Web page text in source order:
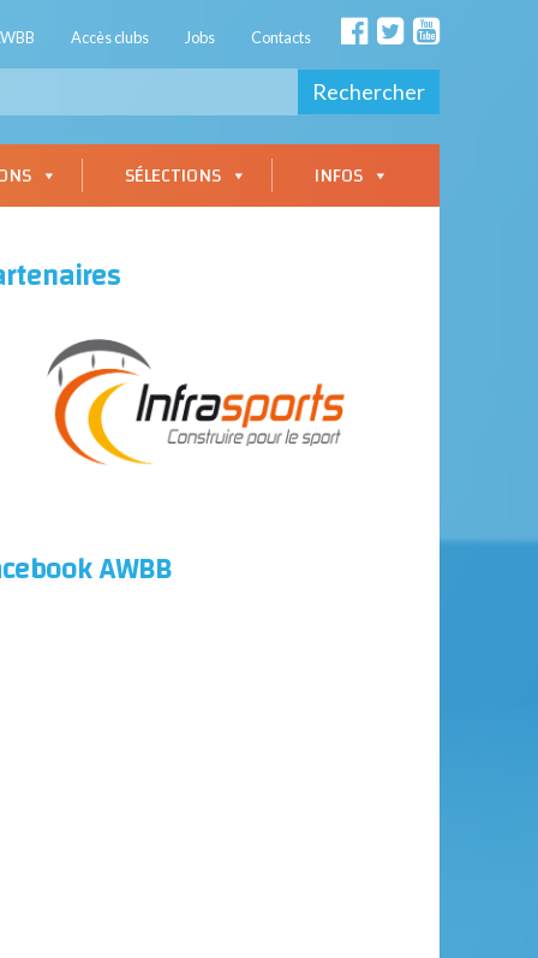
Accès clubs Jobs Contacts
Rechercher
SÉLECTIONS INFOS
AWBB